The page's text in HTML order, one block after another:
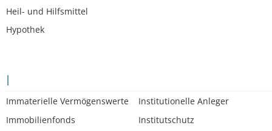
Heil- und Hilfsmittel
Hypothek
I
Immaterielle Vermögenswerte
Immobilienfonds
Institutionelle Anleger
Institutschutz